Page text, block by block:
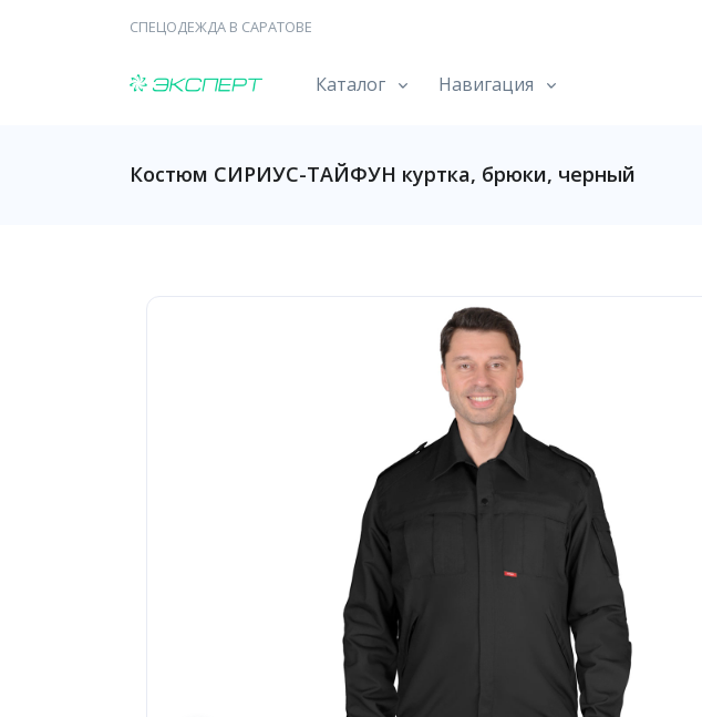
СПЕЦОДЕЖДА В САРАТОВЕ
Каталог Навигация
Костюм СИРИУС-ТАЙФУН куртка, брюки, черный